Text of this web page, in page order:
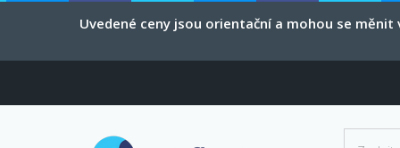
Uvedené ceny jsou orientační a mohou se